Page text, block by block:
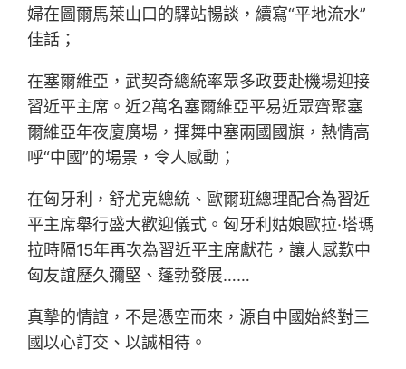
婦在圖爾馬萊山口的驛站暢談，續寫“平地流水”
佳話；
在塞爾維亞，武契奇總統率眾多政要赴機場迎接
習近平主席。近2萬名塞爾維亞平易近眾齊聚塞
爾維亞年夜廈廣場，揮舞中塞兩國國旗，熱情高
呼“中國”的場景，令人感動；
在匈牙利，舒尤克總統、歐爾班總理配合為習近
平主席舉行盛大歡迎儀式。匈牙利姑娘歐拉·塔瑪
拉時隔15年再次為習近平主席獻花，讓人感歎中
匈友誼歷久彌堅、蓬勃發展……
真摯的情誼，不是憑空而來，源自中國始終對三
國以心訂交、以誠相待。